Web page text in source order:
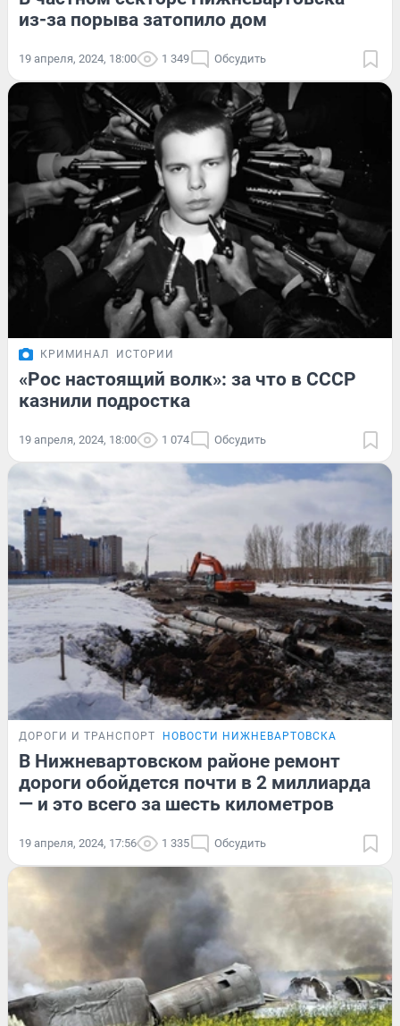
из-за порыва затопило дом
19 апреля, 2024, 18:00 1 349 Обсудить
КРИМИНАЛ ИСТОРИИ
«Рос настоящий волк»: за что в СССР
казнили подростка
19 апреля, 2024, 18:00 1 074 Обсудить
ДОРОГИ И ТРАНСПОРТ НОВОСТИ НИЖНЕВАРТОВСКА
В Нижневартовском районе ремонт
дороги обойдется почти в 2 миллиарда
— и это всего за шесть километров
19 апреля, 2024, 17:56 1 335 Обсудить